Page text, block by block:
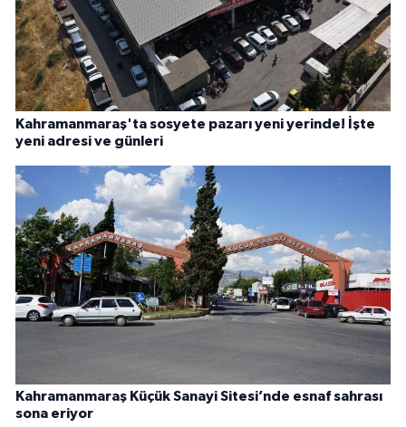
Kahramanmaraş'ta sosyete pazarı yeni yerinde! İşte
yeni adresi ve günleri
Kahramanmaraş Küçük Sanayi Sitesi’nde esnaf sahrası
sona eriyor